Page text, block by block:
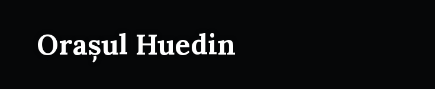
navigationOrașul Huedin